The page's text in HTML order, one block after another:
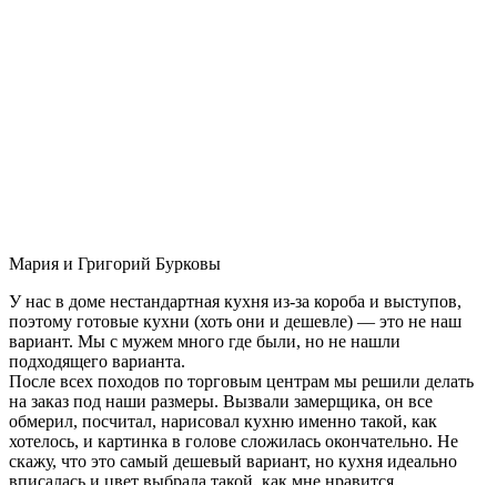
Мария и Григорий Бурковы
У нас в доме нестандартная кухня из-за короба и выступов,
поэтому готовые кухни (хоть они и дешевле) — это не наш
вариант. Мы с мужем много где были, но не нашли
подходящего варианта.
После всех походов по торговым центрам мы решили делать
на заказ под наши размеры. Вызвали замерщика, он все
обмерил, посчитал, нарисовал кухню именно такой, как
хотелось, и картинка в голове сложилась окончательно. Не
скажу, что это самый дешевый вариант, но кухня идеально
вписалась и цвет выбрала такой, как мне нравится.